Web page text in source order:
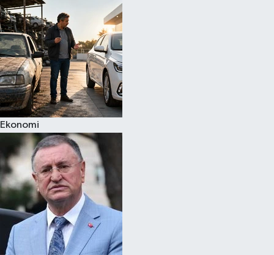
Ekonomi
Spor
Teknoloji
Yaşam